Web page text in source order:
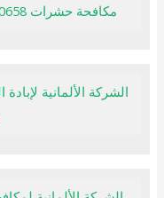
مكافحة حشرات 01000200658 واحصل على زيارة فورية